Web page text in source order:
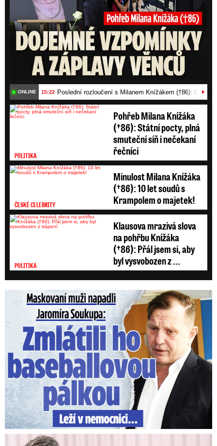
ONLINE 15:22 Poslední rozloučení s Milanem Knížákem (†86):
POLITIKA
Pohřeb Milana Knížáka
(†86): Státní pocty, plná
smuteční síň i nečekaní
řečníci
ČESKÉ CELEBRITY
Minulost Milana Knížáka
(†86): 10 let soudů s
Krampolem o majetek!
POLITIKA
Klausova mrazivá slova
na pohřbu Knížáka
(†86): Přál jsem si, aby
byl vysvobozen z ...
Maskovaní muži napadli Jaromíra Soukupa: Krvavá nakládačka